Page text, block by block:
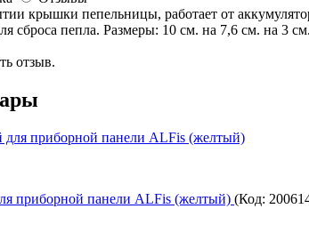
крышки пепельницы, работает от
сброса пепла. Размеры: 10 см. на 7,6 см. на 3 см.
отзыв.
приборной панели ALFis (желтый) (Код: